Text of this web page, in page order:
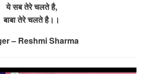
ये सब तेरे चलते है,
बाबा तेरे चलते है।।
– Reshmi Sharma